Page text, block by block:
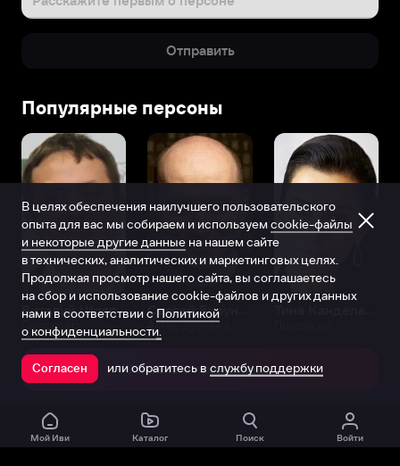
Отправить
Популярные персоны
Виталий Шляппо
Продюсер Актёр дубляжа
Открыть в приложении
Мой Иви Каталог Поиск Войти
В целях обеспечения наилучшего пользовательского
опыта для вас мы собираем и используем cookie-файлы
и некоторые другие данные на нашем сайте
в технических, аналитических и маркетинговых целях.
Продолжая просмотр нашего сайта, вы соглашаетесь
на сбор и использование cookie-файлов и других данных
нами в соответствии с Политикой
о конфиденциальности.
Согласен или обратитесь в службу поддержки